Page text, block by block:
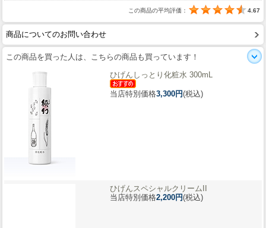
この商品の平均評価： 4.67
商品についてのお問い合わせ
この商品を買った人は、こちらの商品も買っています！
ひげんしっとり化粧水 300mL
当店特別価格3,300円(税込)
ひげんスペシャルクリームII
当店特別価格2,200円(税込)